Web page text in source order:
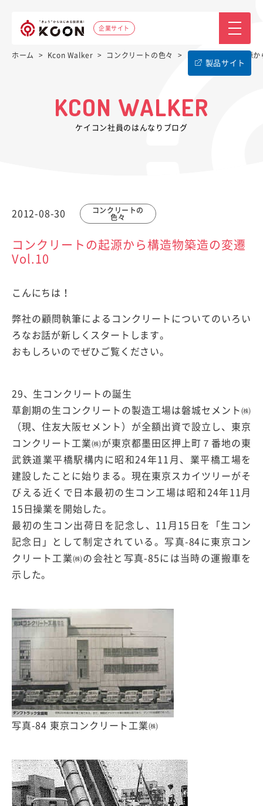
企業サイト
製品サイト
ホーム > Kcon Walker > コンクリートの色々 > コンクリートの起源
KCON WALKER
ケイコン社員のはんなりブログ
2012-08-30
コンクリートの
色々
コンクリートの起源から構造物築造の変遷
Vol.10
こんにちは！
弊社の顧問執筆によるコンクリートについてのいろい
ろなお話が新しくスタートします。
おもしろいのでぜひご覧ください。
29、生コンクリートの誕生
草創期の生コンクリートの製造工場は磐城セメント㈱
（現、住友大阪セメント）が全額出資で設立し、東京
コンクリート工業㈱が東京都墨田区押上町７番地の東
武鉄道業平橋駅構内に昭和24年11月、業平橋工場を
建設したことに始りまる。現在東京スカイツリーがそ
びえる近くで日本最初の生コン工場は昭和24年11月
15日操業を開始した。
最初の生コン出荷日を記念し、11月15日を「生コン
記念日」として制定されている。写真-84に東京コン
クリート工業㈱の会社と写真-85には当時の運搬車を
示した。
写真-84 東京コンクリート工業㈱